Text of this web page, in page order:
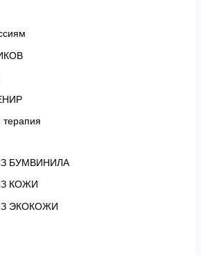
терапия
БУМВИНИЛА
КОЖИ
ЭКОКОЖИ